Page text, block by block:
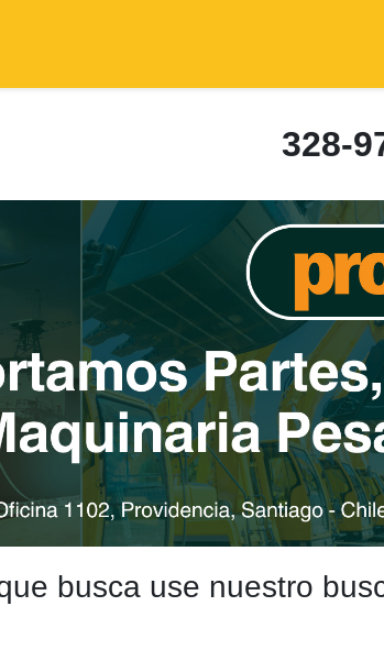
328-
busca use nuestro